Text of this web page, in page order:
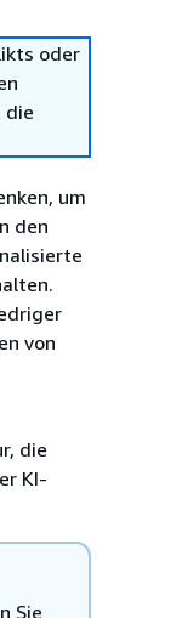
oder
die
um
den
von
die
KI-
Sie